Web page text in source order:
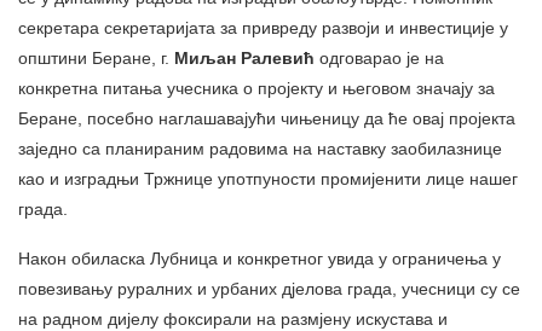
секретара секретаријата за привреду развоји и инвестиције у
општини Беране, г. Миљан Ралевић одговарао је на
конкретна питања учесника о пројекту и његовом значају за
Беране, посебно наглашавајући чињеницу да ће овај пројекта
заједно са планираним радовима на наставку заобилазнице
као и изградњи Тржнице употпуности промијенити лице нашег
града.
Након обиласка Лубница и конкретног увида у ограничења у
повезивању руралних и урбаних дјелова града, учесници су се
на радном дијелу фоксирали на размјену искустава и